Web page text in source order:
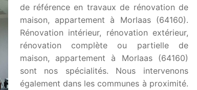
de référence en travaux de rénovation de
maison, appartement à Morlaas (64160).
Rénovation intérieur, rénovation extérieur,
rénovation complète ou partielle de
maison, appartement à Morlaas (64160)
sont nos spécialités. Nous intervenons
également dans les communes à proximité.